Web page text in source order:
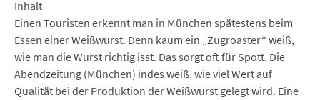
Inhalt
Einen Touristen erkennt man in München spätestens beim
Essen einer Weißwurst. Denn kaum ein „Zugroaster“ weiß,
wie man die Wurst richtig isst. Das sorgt oft für Spott. Die
Abendzeitung (München) indes weiß, wie viel Wert auf
Qualität bei der Produktion der Weißwurst gelegt wird. Eine